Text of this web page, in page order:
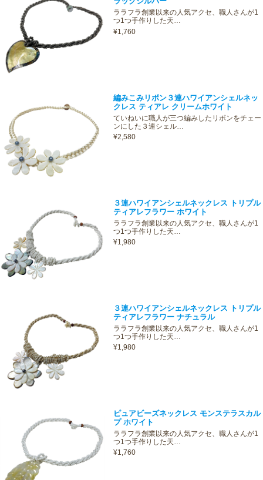
ララフラ創業以来の人気アクセ、職人さんが1
つ1つ手作りした天…
¥1,760
編みこみリボン３連ハワイアンシェルネッ
クレス ティアレ クリームホワイト
ていねいに職人が三つ編みしたリボンをチェー
ンにした３連シェル…
¥2,580
３連ハワイアンシェルネックレス トリプル
ティアレフラワー ホワイト
ララフラ創業以来の人気アクセ、職人さんが1
つ1つ手作りした天…
¥1,980
３連ハワイアンシェルネックレス トリプル
ティアレフラワー ナチュラル
ララフラ創業以来の人気アクセ、職人さんが1
つ1つ手作りした天…
¥1,980
ピュアビーズネックレス モンステラスカル
プ ホワイト
ララフラ創業以来の人気アクセ、職人さんが1
つ1つ手作りした天…
¥1,760